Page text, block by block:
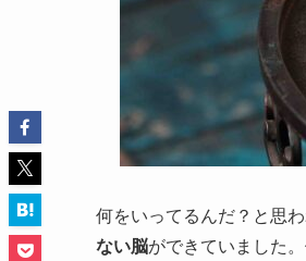
何をいってるんだ？と思
ない脳ができていました